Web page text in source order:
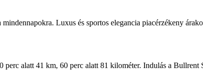
Luxus és sportos elegancia piacérzékeny
alatt 41 km, 60 perc alatt 81 kilométer. Indulás a Bullrent